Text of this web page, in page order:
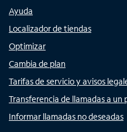
Ayuda
Localizador de tiendas
Optimizar
Cambia de plan
Tarifas de servicio y avisos
Transferencia de llamadas a
Informar llamadas no deseadas